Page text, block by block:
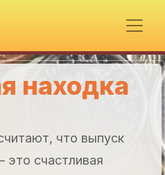
находка
что выпуск
это счастливая